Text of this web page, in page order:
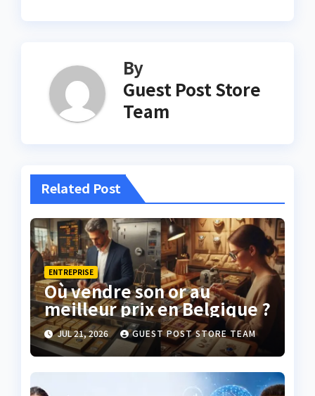
By
Guest Post Store
Team
Related Post
ENTREPRISE
Où vendre son or au
meilleur prix en Belgique ?
JUL 21, 2026 GUEST POST STORE TEAM